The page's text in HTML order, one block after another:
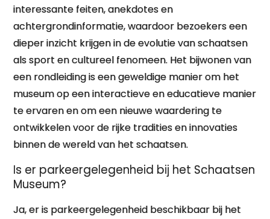
interessante feiten, anekdotes en
achtergrondinformatie, waardoor bezoekers een
dieper inzicht krijgen in de evolutie van schaatsen
als sport en cultureel fenomeen. Het bijwonen van
een rondleiding is een geweldige manier om het
museum op een interactieve en educatieve manier
te ervaren en om een nieuwe waardering te
ontwikkelen voor de rijke tradities en innovaties
binnen de wereld van het schaatsen.
Is er parkeergelegenheid bij het Schaatsen
Museum?
Ja, er is parkeergelegenheid beschikbaar bij het